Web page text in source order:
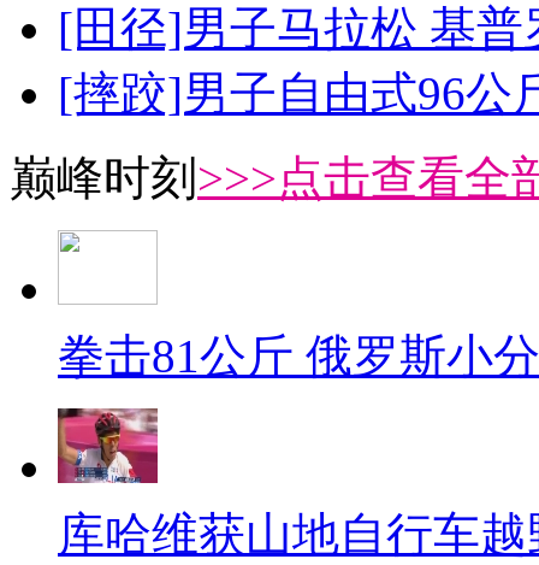
[田径]男子马拉松 基
[摔跤]男子自由式96公
巅峰时刻 >>>点击查看全
拳击81公斤 俄罗斯小
库哈维获山地自行车